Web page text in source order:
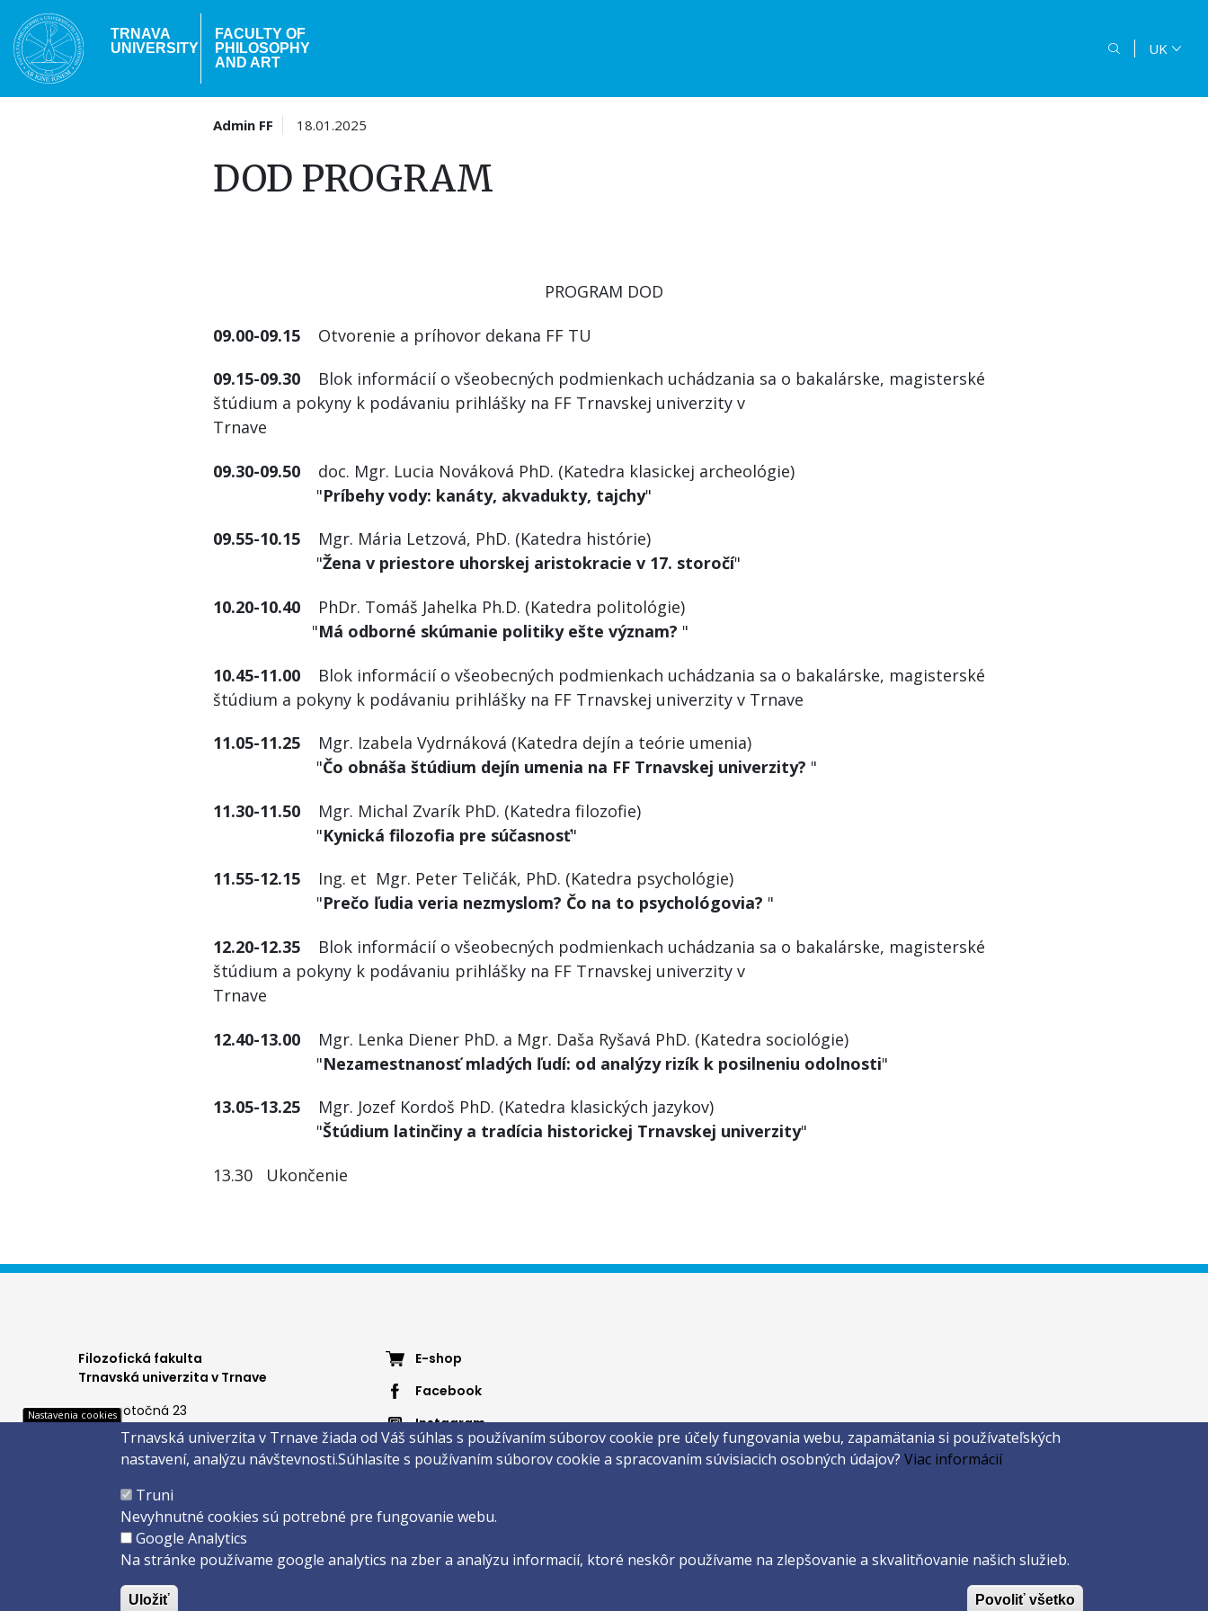
main
content
TRNAVA
UNIVERSITY
FACULTY OF
PHILOSOPHY
AND ART
UK
Admin FF 18.01.2025
DOD PROGRAM
PROGRAM DOD
09.00-09.15 Otvorenie a príhovor dekana FF TU
09.15-09.30 Blok informácií o všeobecných podmienkach uchádzania sa o bakalárske, magisterské
štúdium a pokyny k podávaniu prihlášky na FF Trnavskej univerzity v
Trnave
09.30-09.50 doc. Mgr. Lucia Nováková PhD. (Katedra klasickej archeológie)
"Príbehy vody: kanáty, akvadukty, tajchy"
09.55-10.15 Mgr. Mária Letzová, PhD. (Katedra histórie)
"Žena v priestore uhorskej aristokracie v 17. storočí"
10.20-10.40 PhDr. Tomáš Jahelka Ph.D. (Katedra politológie)
"Má odborné skúmanie politiky ešte význam? "
10.45-11.00 Blok informácií o všeobecných podmienkach uchádzania sa o bakalárske, magisterské
štúdium a pokyny k podávaniu prihlášky na FF Trnavskej univerzity v Trnave
11.05-11.25 Mgr. Izabela Vydrnáková (Katedra dejín a teórie umenia)
"Čo obnáša štúdium dejín umenia na FF Trnavskej univerzity? "
11.30-11.50 Mgr. Michal Zvarík PhD. (Katedra filozofie)
"Kynická filozofia pre súčasnosť"
11.55-12.15 Ing. et Mgr. Peter Teličák, PhD. (Katedra psychológie)
"Prečo ľudia veria nezmyslom? Čo na to psychológovia? "
12.20-12.35 Blok informácií o všeobecných podmienkach uchádzania sa o bakalárske, magisterské
štúdium a pokyny k podávaniu prihlášky na FF Trnavskej univerzity v
Trnave
12.40-13.00 Mgr. Lenka Diener PhD. a Mgr. Daša Ryšavá PhD. (Katedra sociológie)
"Nezamestnanosť mladých ľudí: od analýzy rizík k posilneniu odolnosti"
13.05-13.25 Mgr. Jozef Kordoš PhD. (Katedra klasických jazykov)
"Štúdium latinčiny a tradícia historickej Trnavskej univerzity"
13.30 Ukončenie
Filozofická fakulta
Trnavská univerzita v Trnave
Hornopotočná 23
918 43 TRNAVA
tel.: 033/5939 213
IČO: 318 25 249
IČ DPH: SK2021177202
Footer
menu
4
E-shop
Facebook
Instagram
Youtube
Created by
ActivIT s.r.o.
Nastavenia cookies
Trnavská univerzita v Trnave žiada od Váš súhlas s používaním súborov cookie pre účely fungovania webu, zapamätania si používateľských
nastavení, analýzu návštevnosti.Súhlasíte s používaním súborov cookie a spracovaním súvisiacich osobných údajov?Viac informácií
Truni
Nevyhnutné cookies sú potrebné pre fungovanie webu.
Google Analytics
Na stránke používame google analytics na zber a analýzu informacií, ktoré neskôr používame na zlepšovanie a skvalitňovanie našich služieb.
Uložiť Povoliť všetko